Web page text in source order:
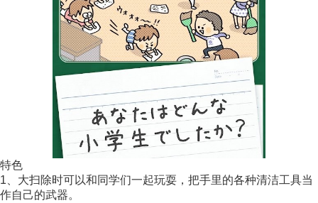
特色
1、大扫除时可以和同学们一起玩耍，把手里的各种清洁工具当
作自己的武器。